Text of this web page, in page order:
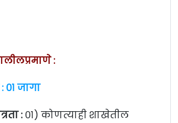
:
०१ जागा
: ०१) कोणत्याही शाखेतील